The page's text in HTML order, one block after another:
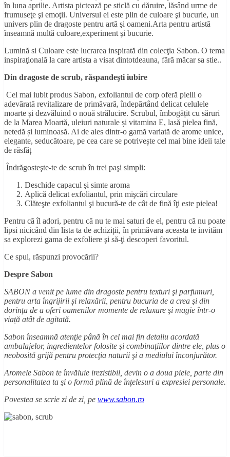
în luna aprilie. Artista pictează pe sticlă cu dăruire, lăsând urme de
frumuseţe şi emoţii. Universul ei este plin de culoare şi bucurie, un
univers plin de dragoste pentru artă şi oameni.Arta pentru artistă
înseamnă multă culoare,experiment şi bucurie.
Lumină si Culoare este lucrarea inspirată din colecţia Sabon. O tema
inspiraţională la care artista a visat dintotdeauna, fără măcar sa stie..
Din dragoste de scrub, răspandeşti iubire
Cel mai iubit produs Sabon, exfoliantul de corp oferă pielii o
adevărată revitalizare de primăvară, îndepărtând delicat celulele
moarte și dezvăluind o nouă strălucire. Scrubul, îmbogățit cu săruri
de la Marea Moartă, uleiuri naturale și vitamina E, lasă pielea fină,
netedă și luminoasă. Ai de ales dintr-o gamă variată de arome unice,
elegante, seducătoare, pe cea care se potrivește cel mai bine ideii tale
de răsfăț
Îndrăgosteşte-te de scrub în trei paşi simpli:
Deschide capacul şi simte aroma
Aplică delicat exfoliantul, prin mişcări circulare
Clăteşte exfoliantul şi bucură-te de cât de fină îţi este pielea!
Pentru că îl adori, pentru că nu te mai saturi de el, pentru că nu poate
lipsi nicicând din lista ta de achiziții, în primăvara aceasta te invităm
sa explorezi gama de exfoliere şi să-ţi descoperi favoritul.
Ce spui, răspunzi provocării?
Despre Sabon
SABON a venit pe lume din dragoste pentru texturi şi parfumuri,
pentru arta îngrijirii și relaxării, pentru bucuria de a crea şi din
dorinţa de a oferi oamenilor momente de relaxare şi magie într-o
viață atât de agitată.
Sabon înseamnă atenţie până în cel mai fin detaliu acordată
ambalajelor, ingredientelor folosite şi combinaţiilor dintre ele, plus o
neobosită grijă pentru protecţia naturii şi a mediului înconjurător.
Aromele Sabon te învăluie irezistibil, devin o a doua piele, parte din
personalitatea ta şi o formă plină de înțelesuri a expresiei personale.
Povestea se scrie zi de zi, pe www.sabon.ro